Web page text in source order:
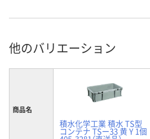
他のバリエーション
商品名
積水化学工業 積水 TS型
コンテナ TSー33 黄 Y 1個